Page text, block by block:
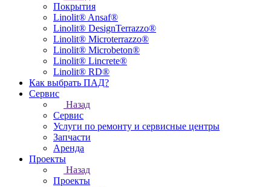
Покрытия
Linolit® Ansaf®
Linolit® DesignTerrazzo®
Linolit® Microterrazzo®
Linolit® Microbeton®
Linolit® Lincrete®
Linolit® RD®
Как выбрать ПАД?
Сервис
Назад
Сервис
Услуги по ремонту и сервисные центры
Запчасти
Аренда
Проекты
Назад
Проекты